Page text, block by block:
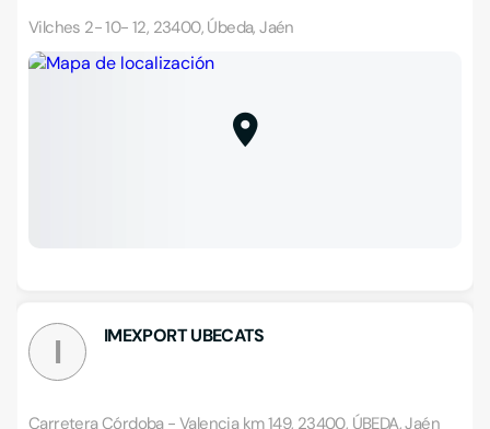
Vilches 2- 10- 12, 23400, Úbeda, Jaén
I IMEXPORT UBECATS
Carretera Córdoba - Valencia km 149, 23400, ÚBEDA, Jaén